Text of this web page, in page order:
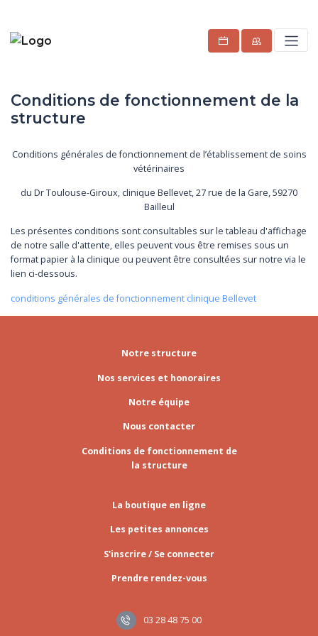
Conditions de fonctionnement de la
structure
Conditions générales de fonctionnement de l’établissement de soins
vétérinaires
du Dr Toulouse-Giroux, clinique Bellevet, 27 rue de la Gare, 59270
Bailleul
Les présentes conditions sont consultables sur le tableau d'affichage
de notre salle d'attente, elles peuvent vous être remises sous un
format papier à la clinique ou peuvent être consultées sur notre via le
lien ci-dessous.
conditions générales de fonctionnement clinique Bellevet
Notre structure
Nos services et honoraires
Notre équipe
Nous contacter
Conditions de fonctionnement de
la structure
La boutique en ligne
Les petites annonces
S'inscrire / Se connecter
Prendre rendez-vous
03 28 48 75 00